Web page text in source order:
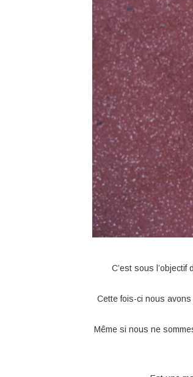
C’est sous l’objectif
Cette fois-ci nous
Même si nous ne